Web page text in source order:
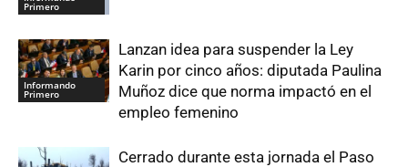
Primero
Informando
Primero
Lanzan idea para suspender la Ley
Karin por cinco años: diputada Paulina
Muñoz dice que norma impactó en el
empleo femenino
Cerrado durante esta jornada el Paso